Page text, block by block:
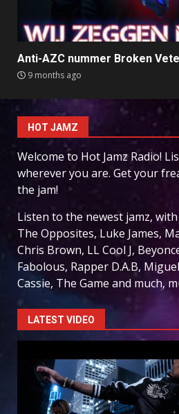
Anti-AZC nummer Broken
9 months ago
HOT JAMZ
Welcome to Hot Jamz Radio!
wherever you are. Get your
the jam!
Listen to the newest jamz,
The Opposites, Luke James,
Chris Brown, LL Cool J,
Fabolous, Rapper D.A.B,
Cassie, The Game and much,
LATEST VIDEO